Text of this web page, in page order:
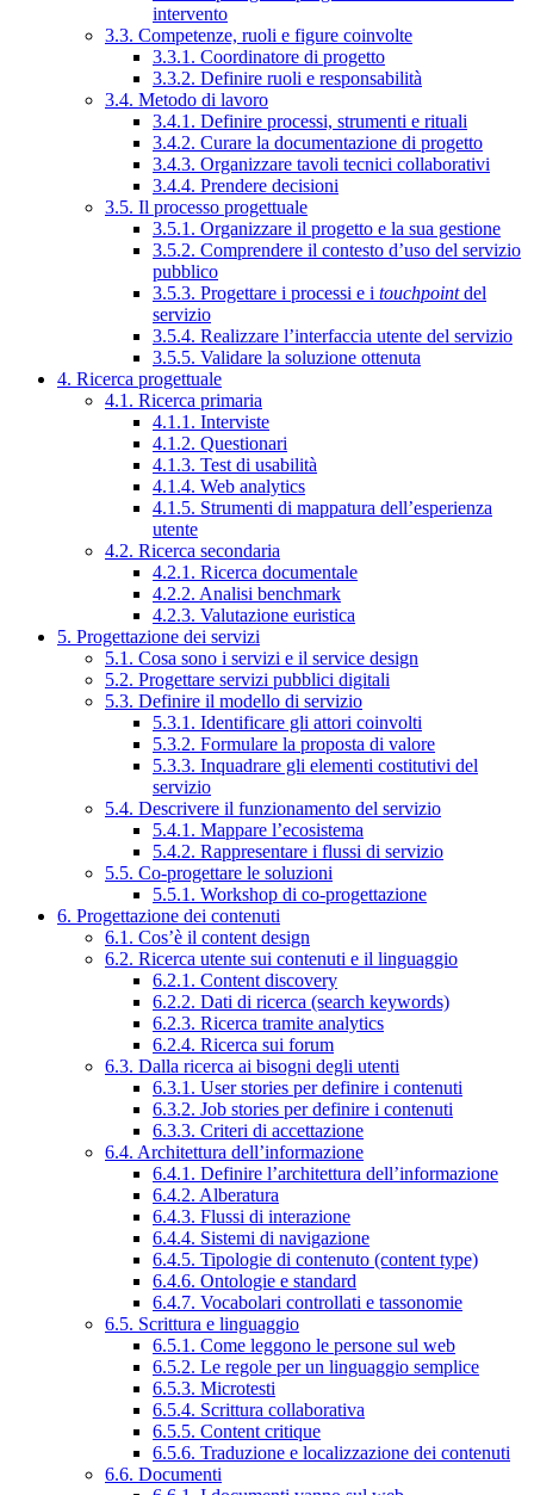
intervento
3.3. Competenze, ruoli e figure coinvolte
3.3.1. Coordinatore di progetto
3.3.2. Definire ruoli e responsabilità
3.4. Metodo di lavoro
3.4.1. Definire processi, strumenti e rituali
3.4.2. Curare la documentazione di progetto
3.4.3. Organizzare tavoli tecnici collaborativi
3.4.4. Prendere decisioni
3.5. Il processo progettuale
3.5.1. Organizzare il progetto e la sua gestione
3.5.2. Comprendere il contesto d’uso del servizio
pubblico
3.5.3. Progettare i processi e i touchpointdel
servizio
3.5.4. Realizzare l’interfaccia utente del servizio
3.5.5. Validare la soluzione ottenuta
4. Ricerca progettuale
4.1. Ricerca primaria
4.1.1. Interviste
4.1.2. Questionari
4.1.3. Test di usabilità
4.1.4. Web analytics
4.1.5. Strumenti di mappatura dell’esperienza
utente
4.2. Ricerca secondaria
4.2.1. Ricerca documentale
4.2.2. Analisi benchmark
4.2.3. Valutazione euristica
5. Progettazione dei servizi
5.1. Cosa sono i servizi e il service design
5.2. Progettare servizi pubblici digitali
5.3. Definire il modello di servizio
5.3.1. Identificare gli attori coinvolti
5.3.2. Formulare la proposta di valore
5.3.3. Inquadrare gli elementi costitutivi del
servizio
5.4. Descrivere il funzionamento del servizio
5.4.1. Mappare l’ecosistema
5.4.2. Rappresentare i flussi di servizio
5.5. Co-progettare le soluzioni
5.5.1. Workshop di co-progettazione
6. Progettazione dei contenuti
6.1. Cos’è il content design
6.2. Ricerca utente sui contenuti e il linguaggio
6.2.1. Content discovery
6.2.2. Dati di ricerca (search keywords)
6.2.3. Ricerca tramite analytics
6.2.4. Ricerca sui forum
6.3. Dalla ricerca ai bisogni degli utenti
6.3.1. User stories per definire i contenuti
6.3.2. Job stories per definire i contenuti
6.3.3. Criteri di accettazione
6.4. Architettura dell’informazione
6.4.1. Definire l’architettura dell’informazione
6.4.2. Alberatura
6.4.3. Flussi di interazione
6.4.4. Sistemi di navigazione
6.4.5. Tipologie di contenuto (content type)
6.4.6. Ontologie e standard
6.4.7. Vocabolari controllati e tassonomie
6.5. Scrittura e linguaggio
6.5.1. Come leggono le persone sul web
6.5.2. Le regole per un linguaggio semplice
6.5.3. Microtesti
6.5.4. Scrittura collaborativa
6.5.5. Content critique
6.5.6. Traduzione e localizzazione dei contenuti
6.6. Documenti